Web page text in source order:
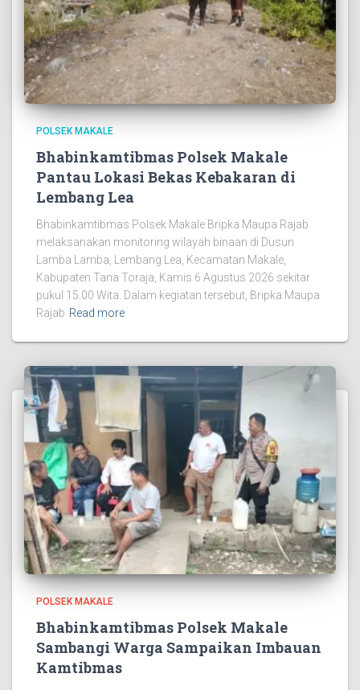
POLSEK MAKALE
Bhabinkamtibmas Polsek Makale
Pantau Lokasi Bekas Kebakaran di
Lembang Lea
Bhabinkamtibmas Polsek Makale Bripka Maupa Rajab
melaksanakan monitoring wilayah binaan di Dusun
Lamba Lamba, Lembang Lea, Kecamatan Makale,
Kabupaten Tana Toraja, Kamis 6 Agustus 2026 sekitar
pukul 15.00 Wita. Dalam kegiatan tersebut, Bripka Maupa
Rajab Read more
POLSEK MAKALE
Bhabinkamtibmas Polsek Makale
Sambangi Warga Sampaikan Imbauan
Kamtibmas